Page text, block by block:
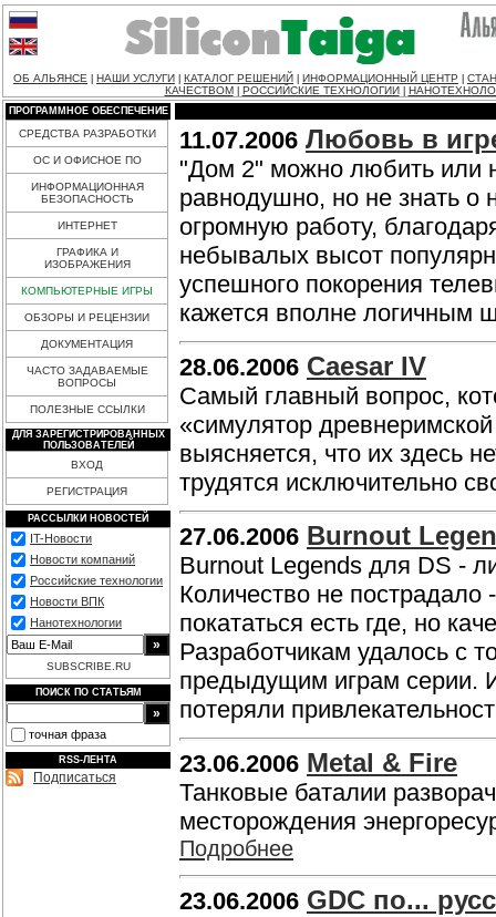
ОБ АЛЬЯНСЕ НАШИ УСЛУГИ КАТАЛОГ РЕШЕНИЙ ИНФОРМАЦИОННЫЙ ЦЕНТР
КАЧЕСТВОМ
РОССИЙСКИЕ ТЕХНОЛОГИИ
ПРОГРАММНОЕ ОБЕСПЕЧЕНИЕ
СРЕДСТВА РАЗРАБОТКИ
ОС И ОФИСНОЕ ПО
ИНФОРМАЦИОННАЯ
БЕЗОПАСНОСТЬ
ИНТЕРНЕТ
ГРАФИКА И
ИЗОБРАЖЕНИЯ
КОМПЬЮТЕРНЫЕ ИГРЫ
ОБЗОРЫ И РЕЦЕНЗИИ
ДОКУМЕНТАЦИЯ
ЧАСТО ЗАДАВАЕМЫЕ
ВОПРОСЫ
ПОЛЕЗНЫЕ ССЫЛКИ
ДЛЯ ЗАРЕГИСТРИРОВАННЫХ
ПОЛЬЗОВАТЕЛЕЙ
ВХОД
РЕГИСТРАЦИЯ
РАССЫЛКИ НОВОСТЕЙ
IT-Новости
Новости компаний
Российские технологии
Новости ВПК
Нанотехнологии
SUBSCRIBE.RU
ПОИСК ПО СТАТЬЯМ
точная фраза
RSS-ЛЕНТА
Подписаться
11.07.2006 Любовь в
"Дом 2" можно любить или
равнодушно, но не знать о
огромную работу,
небывалых высот
успешного покорения
кажется вполне логичным
28.06.2006 Caesar IV
Самый главный вопрос,
«симулятор
выясняется, что их здесь
трудятся исключительно
27.06.2006 Burnout
Burnout Legends для DS -
Количество не
покататься есть где, но
Разработчикам удалось с
предыдущим играм серии.
потеряли
23.06.2006 Metal & Fire
Танковые баталии
месторождения
Подробнее
23.06.2006 GDC по...